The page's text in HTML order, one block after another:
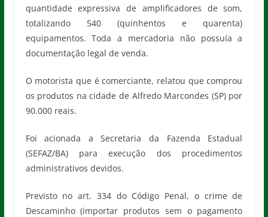
quantidade expressiva de amplificadores de som,
totalizando 540 (quinhentos e quarenta)
equipamentos. Toda a mercadoria não possuía a
documentação legal de venda.
O motorista que é comerciante, relatou que comprou
os produtos na cidade de Alfredo Marcondes (SP) por
90.000 reais.
Foi acionada a Secretaria da Fazenda Estadual
(SEFAZ/BA) para execução dos procedimentos
administrativos devidos.
Previsto no art. 334 do Código Penal, o crime de
Descaminho (importar produtos sem o pagamento